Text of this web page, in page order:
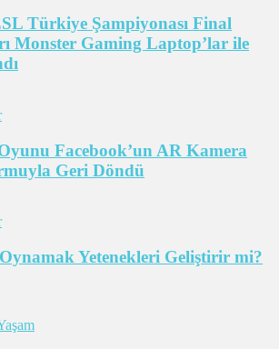
Türkiye Şampiyonası Final
Monster Gaming Laptop’lar ile
Facebook’un AR Kamera
Geri Döndü
Yetenekleri Geliştirir mi?